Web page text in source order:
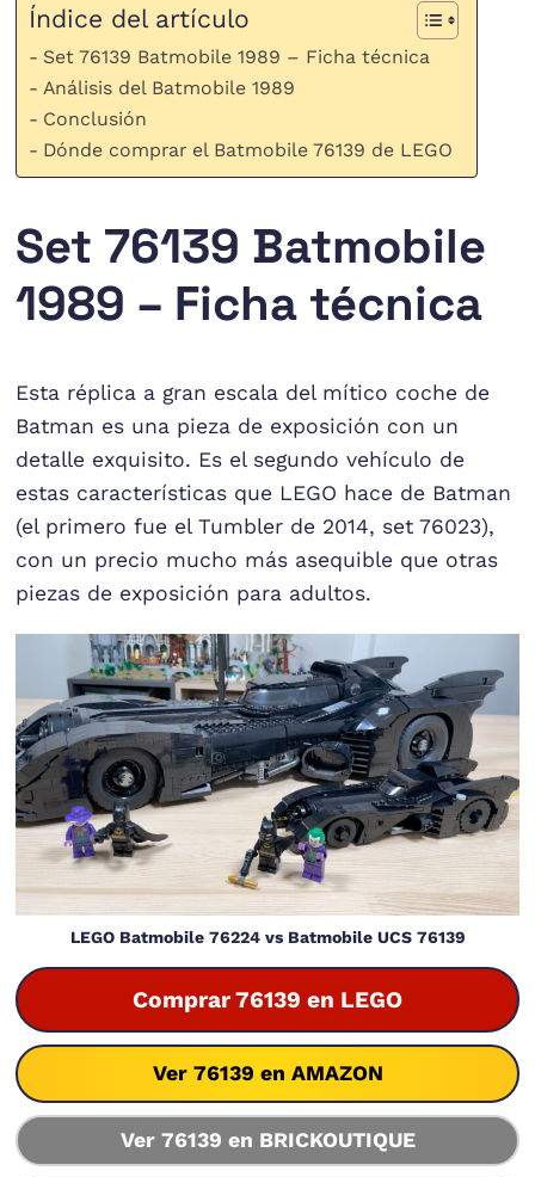
Índice del artículo
Set 76139 Batmobile 1989 – Ficha técnica
Análisis del Batmobile 1989
Conclusión
Dónde comprar el Batmobile 76139 de LEGO
Set 76139 Batmobile
1989 – Ficha técnica
Esta réplica a gran escala del mítico coche de
Batman es una pieza de exposición con un
detalle exquisito. Es el segundo vehículo de
estas características que LEGO hace de Batman
(el primero fue el Tumbler de 2014, set 76023),
con un precio mucho más asequible que otras
piezas de exposición para adultos.
LEGO Batmobile 76224 vs Batmobile UCS 76139
Comprar 76139 en LEGO
Ver 76139 en AMAZON
Ver 76139 en BRICKOUTIQUE